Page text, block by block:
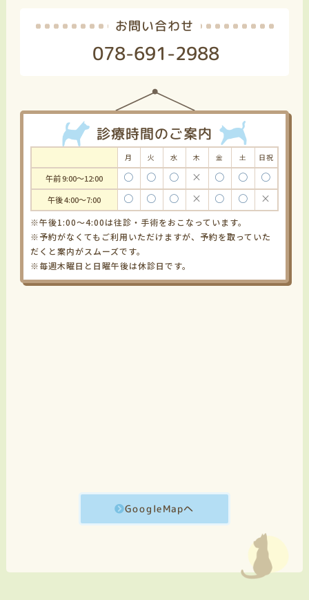
お問い合わせ
078-691-2988
診療時間のご案内
月 火 水 木 金 土 日祝
午前 9:00～12:00 〇 〇 〇 × 〇 〇 〇
午後 4:00～7:00 〇 〇 〇 × 〇 〇 ×
※午後1:00～4:00は往診・手術をおこなっています。
※予約がなくてもご利用いただけますが、予約を取っていた
だくと案内がスムーズです。
※毎週木曜日と日曜午後は休診日です。
GoogleMapへ